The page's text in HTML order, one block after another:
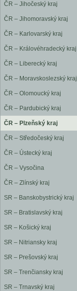
ČR – Jihočeský kraj
ČR – Jihomoravský kraj
ČR – Karlovarský kraj
ČR – Královéhradecký kraj
ČR – Liberecký kraj
ČR – Moravskoslezský kraj
ČR – Olomoucký kraj
ČR – Pardubický kraj
ČR – Plzeňský kraj
ČR – Středočeský kraj
ČR – Ústecký kraj
ČR – Vysočina
ČR – Zlínský kraj
SR – Banskobystrický kraj
SR – Bratislavský kraj
SR – Košický kraj
SR – Nitriansky kraj
SR – Prešovský kraj
SR – Trenčiansky kraj
SR – Trnavský kraj